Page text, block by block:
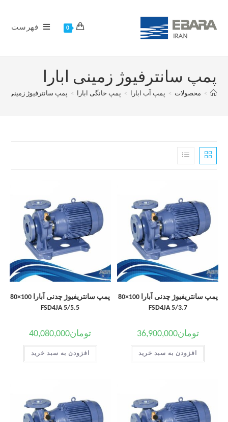
0 فهرست
پمپ سانترفیوژ زمینی ابارا
> محصولات > پمپ آب ابارا > پمپ خانگی ابارا > پمپ سانترفیوژ زمینی
پمپ سانتریفیوژ چدنی آبارا 100×80
FSD4JA 5/3.7
تومان36,900,000
افزودن به سبد خرید
پمپ سانتریفیوژ چدنی آبارا 100×80
FSD4JA 5/5.5
تومان40,080,000
افزودن به سبد خرید